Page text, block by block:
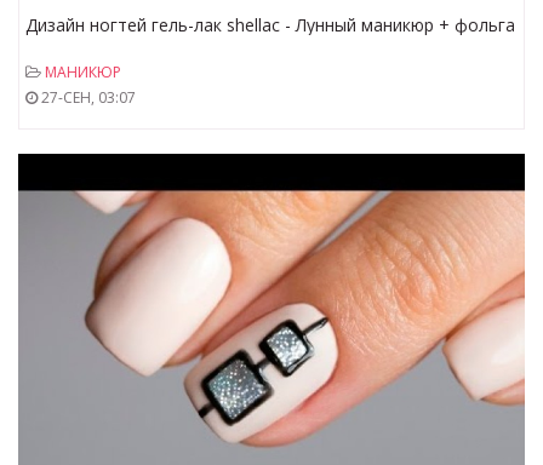
Дизайн ногтей гель-лак shellac - Лунный маникюр + фольга
МАНИКЮР
27-СЕН, 03:07